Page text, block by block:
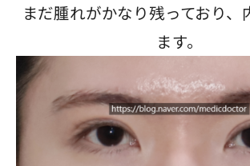
まだ腫れがかなり残っており、
ます。